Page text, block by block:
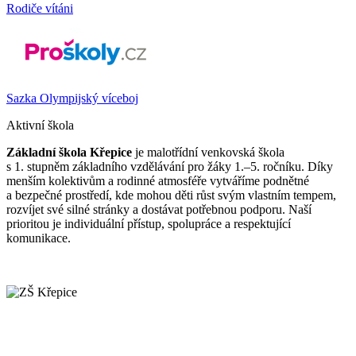
Rodiče vítáni
Sazka Olympijský víceboj
Aktivní škola
Základní škola Křepice je malotřídní venkovská škola
s 1. stupněm základního vzdělávání pro žáky 1.–5. ročníku. Díky
menším kolektivům a rodinné atmosféře vytváříme podnětné
a bezpečné prostředí, kde mohou děti růst svým vlastním tempem,
rozvíjet své silné stránky a dostávat potřebnou podporu. Naší
prioritou je individuální přístup, spolupráce a respektující
komunikace.